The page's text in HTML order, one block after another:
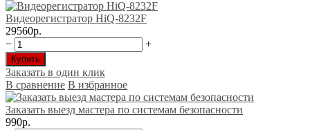
Видеорегистратор HiQ-8232F
29560р.
−
+
Купить
Заказать в один клик
В сравнение В избранное
Заказать выезд мастера по системам безопасности
990р.